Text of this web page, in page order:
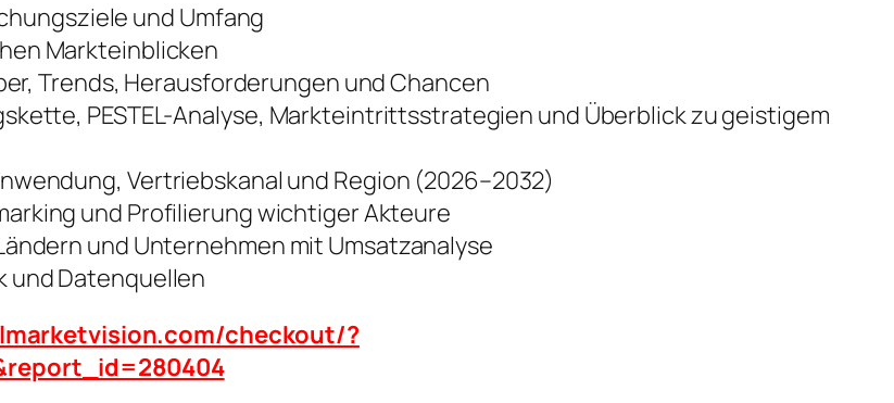
und Umfang
Markteinblicken
Trends, Herausforderungen und Chancen
PESTEL-Analyse, Markteintrittsstrategien und Überblick zu geistigem
Vertriebskanal und Region (2026–2032)
und Profilierung wichtiger Akteure
und Unternehmen mit Umsatzanalyse
und Datenquellen
checkout/?